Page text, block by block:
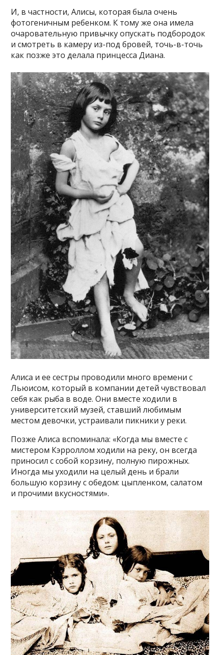
И, в частности, Алисы, которая была очень
фотогеничным ребенком. К тому же она имела
очаровательную привычку опускать подбородок
и смотреть в камеру из-под бровей, точь-в-точь
как позже это делала принцесса Диана.
Алиса и ее сестры проводили много времени с
Льюисом, который в компании детей чувствовал
себя как рыба в воде. Они вместе ходили в
университетский музей, ставший любимым
местом девочки, устраивали пикники у реки.
Позже Алиса вспоминала: «Когда мы вместе с
мистером Кэрроллом ходили на реку, он всегда
приносил с собой корзину, полную пирожных.
Иногда мы уходили на целый день и брали
большую корзину с обедом: цыпленком, салатом
и прочими вкусностями».